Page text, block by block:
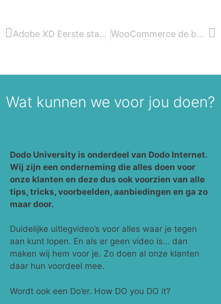
Adobe XD Eerste stappen WooCommerce de basis instellingen
Wat kunnen we voor jou doen?
Dodo University is onderdeel van Dodo Internet.
Wij zijn een onderneming die alles doen voor
onze klanten en deze dus ook voorzien van alle
tips, tricks, voorbeelden, aanbiedingen en ga zo
maar door.
Duidelijke uitlegvideo’s voor alles waar je tegen
aan kunt lopen. En als er geen video is… dan
maken wij hem voor je. Zo doen al onze klanten
daar hun voordeel mee.
Wordt ook een Do’er. How DO you DO it?